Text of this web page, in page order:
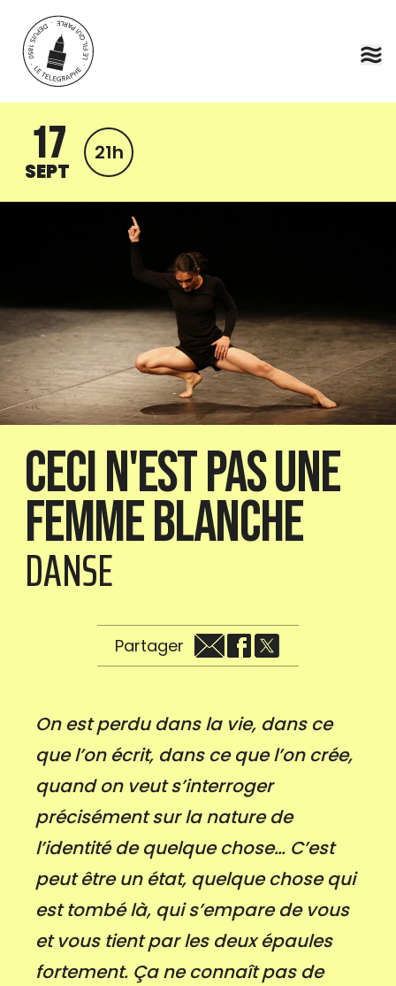
Aller au contenu principal
17
SEPT
21h
Ceci n'est pas une
femme blanche
DANSE
Partager
On est perdu dans la vie, dans ce
que l’on écrit, dans ce que l’on crée,
quand on veut s’interroger
précisément sur la nature de
l’identité de quelque chose… C’est
peut être un état, quelque chose qui
est tombé là, qui s’empare de vous
et vous tient par les deux épaules
fortement. Ça ne connaît pas de